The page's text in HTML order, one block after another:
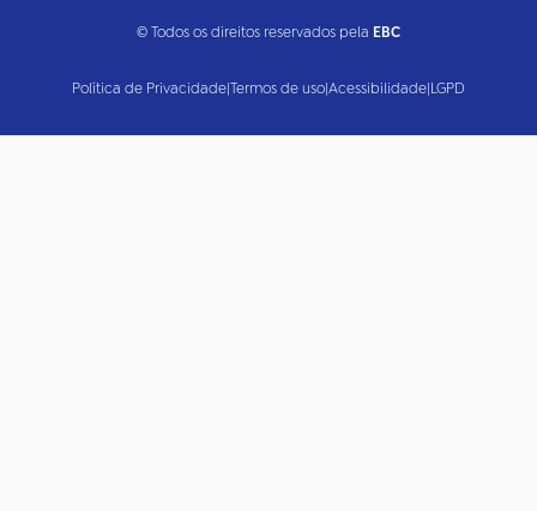
© Todos os direitos reservados pela EBC
Política de Privacidade|Termos de uso|Acessibilidade|LGPD